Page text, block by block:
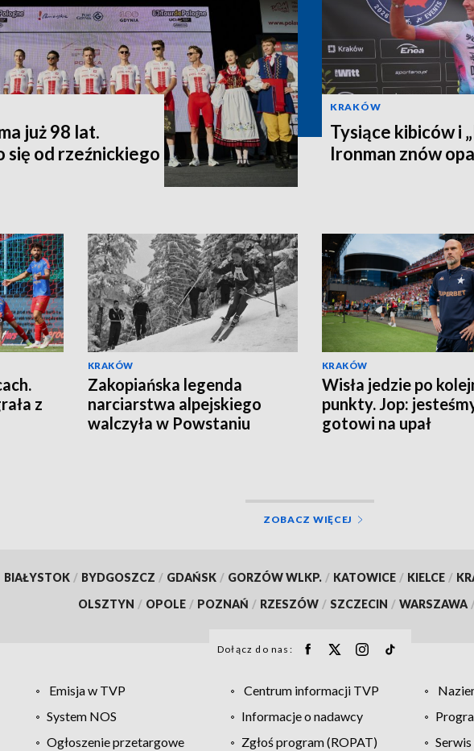
już 98 lat.
się od rzeźnickiego
KRAKÓW
Tysiące kibiców i
Ironman znów
z
KRAKÓW
Zakopiańska legenda
narciarstwa alpejskiego
walczyła w Powstaniu
KRAKÓW
Wisła jedzie po
punkty. Jop:
gotowi na upał
ZOBACZ WIĘCEJ
BIAŁYSTOK / BYDGOSZCZ / GDAŃSK / GORZÓW WLKP. / KATOWICE / KIELCE /
OLSZTYN / OPOLE / POZNAŃ / RZESZÓW / SZCZECIN / WARSZAWA
Dołącz do nas:
Emisja w TVP Centrum informacji TVP
System NOS Informacje o nadawcy
Ogłoszenie przetargowe Zgłoś program (ROPAT)